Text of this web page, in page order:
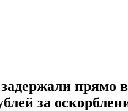
прямо
за